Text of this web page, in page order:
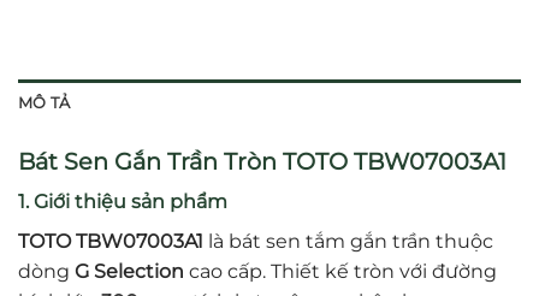
MÔ TẢ
Bát Sen Gắn Trần Tròn TOTO TBW07003A1
1. Giới thiệu sản phẩm
TOTO TBW07003A1 là bát sen tắm gắn trần thuộc
dòng G Selection cao cấp. Thiết kế tròn với đường